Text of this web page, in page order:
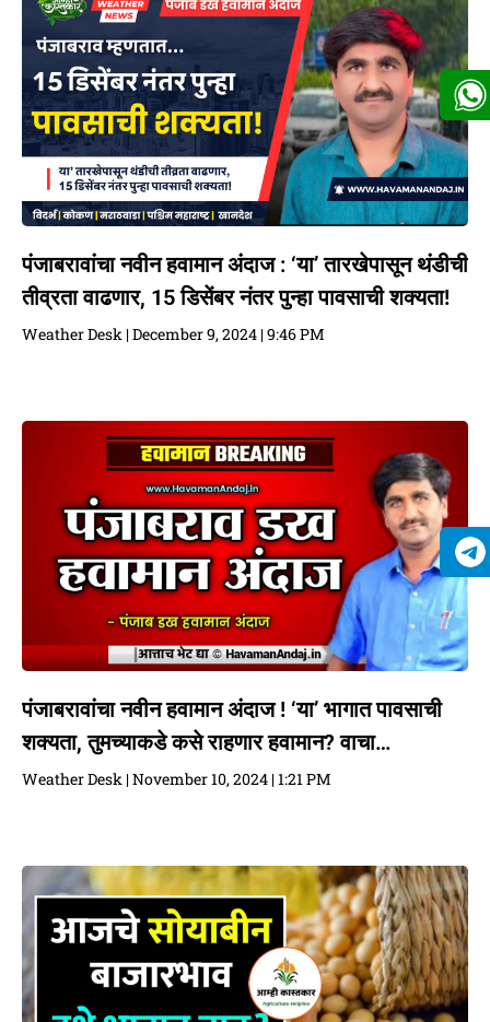
पंजाबरावांचा नवीन हवामान अंदाज : ‘या’ तारखेपासून थंडीची
तीव्रता वाढणार, 15 डिसेंबर नंतर पुन्हा पावसाची शक्यता!
Weather Desk December 9, 2024 9:46 PM
पंजाबरावांचा नवीन हवामान अंदाज ! ‘या’ भागात पावसाची
शक्यता, तुमच्याकडे कसे राहणार हवामान? वाचा…
Weather Desk November 10, 2024 1:21 PM